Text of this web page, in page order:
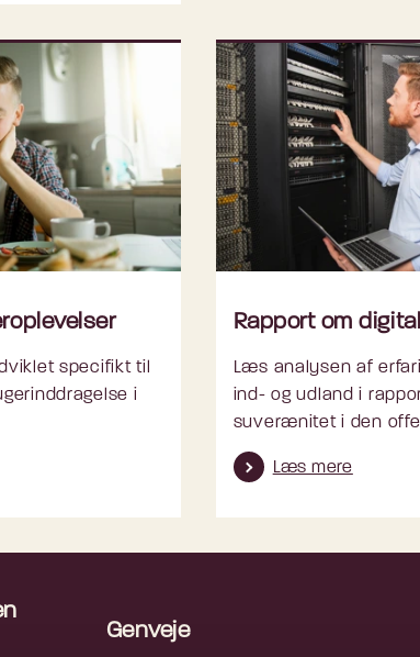
specifikt til
i
Rapport om
Læs analysen af
ind- og udland i
suverænitet i den
Læs mere
Genveje